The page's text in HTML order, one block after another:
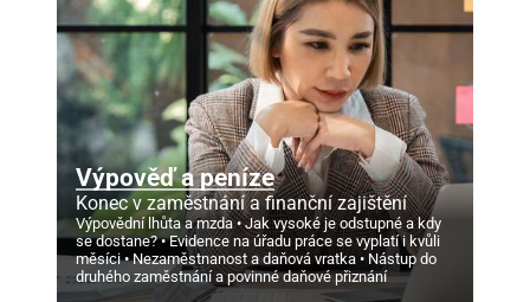
Výpověď a peníze
Konec v zaměstnání a finanční zajištění
Výpovědní lhůta a mzda
Jak vysoké je odstupné a kdy
se dostane?
Evidence na úřadu práce se vyplatí i kvůli
měsíci
Nezaměstnanost a daňová vratka
Nástup do
druhého zaměstnání a povinné daňové přiznání